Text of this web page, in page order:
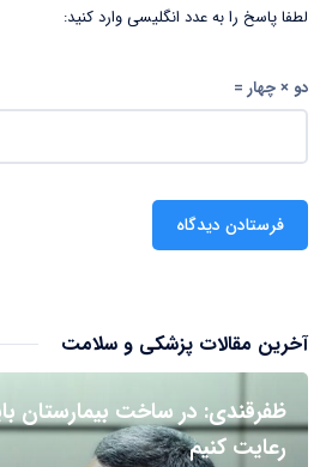
لطفا پاسخ را به عدد انگلیسی وارد کنید:
دو × چهار =
آخرین مقالات پزشکی و سلامت
ظفرقندی: در ساخت بیمارستان
رعایت کنیم